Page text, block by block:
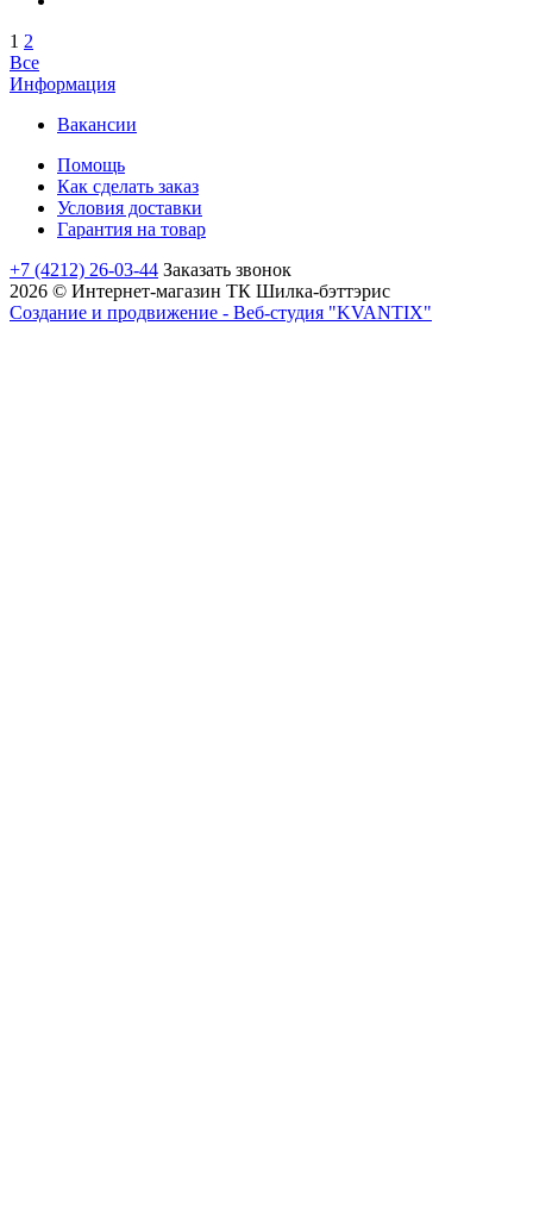
1 2
Все
Информация
Вакансии
Помощь
Как сделать заказ
Условия доставки
Гарантия на товар
+7 (4212) 26-03-44 Заказать звонок
2026 © Интернет-магазин ТК Шилка-бэттэрис
Создание и продвижение - Веб-студия "KVANTIX"